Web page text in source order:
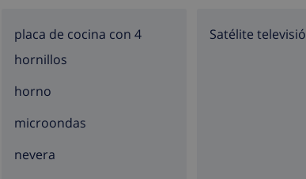
placa de cocina con 4
hornillos
horno
microondas
nevera
Satélite